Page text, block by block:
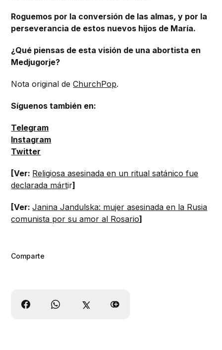
Roguemos por la conversión de las almas, y por la
perseverancia de estos nuevos hijos de María.
¿Qué piensas de esta visión de una abortista en
Medjugorje?
Nota original deChurchPop.
Síguenos también en:
Telegram
Instagram
Twitter
[Ver: Religiosa asesinada en un ritual satánico fue
declarada mártir]
[Ver:Janina Jandulska: mujer asesinada en la Rusia
comunista por su amor al Rosario]
Comparte